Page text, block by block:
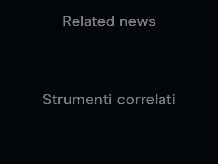
Related news
Strumenti correlati